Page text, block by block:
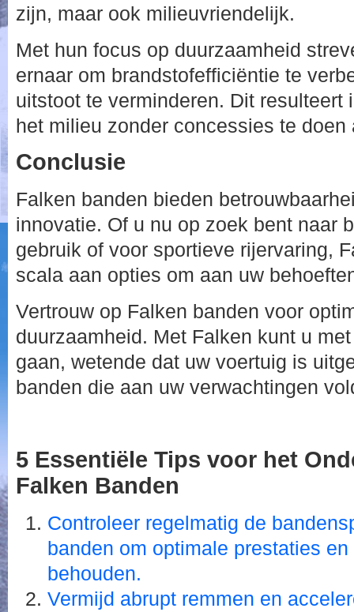
zijn, maar ook milieuvriendelijk.
Met hun focus op duurzaamheid
ernaar om brandstofefficiëntie te
uitstoot te verminderen. Dit resulteert
het milieu zonder concessies te doen
Conclusie
Falken banden bieden
innovatie. Of u nu op zoek bent naar
gebruik of voor sportieve rijervaring,
scala aan opties om aan uw
Vertrouw op Falken banden voor
duurzaamheid. Met Falken kunt u
gaan, wetende dat uw voertuig is
banden die aan uw verwachtingen
5 Essentiële Tips voor het
Falken Banden
Controleer regelmatig de
banden om optimale prestaties
behouden.
Vermijd abrupt remmen en